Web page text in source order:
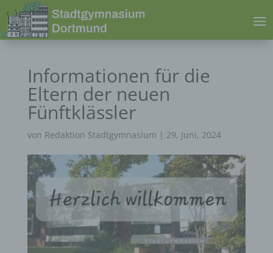
Informationen für die
Eltern der neuen
Fünftklässler
von Redaktion Stadtgymnasium | 29, Juni, 2024